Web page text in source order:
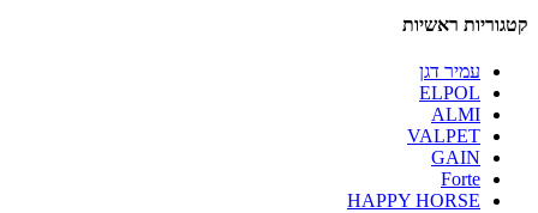
קטגוריות ראשיות
עמיר דגן
ELPOL
ALMI
VALPET
GAIN
Forte
HAPPY HORSE